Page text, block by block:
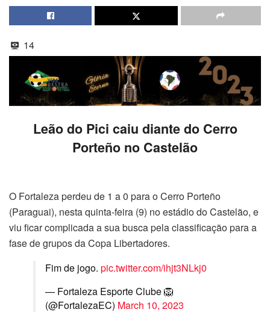
14
Leão do Pici caiu diante do Cerro
Porteño no Castelão
O Fortaleza perdeu de 1 a 0 para o Cerro Porteño
(Paraguai), nesta quinta-feira (9) no estádio do Castelão, e
viu ficar complicada a sua busca pela classificação para a
fase de grupos da Copa Libertadores.
Fim de jogo. pic.twitter.com/ihjt3NLkj0
— Fortaleza Esporte Clube 🦁
(@FortalezaEC) March 10, 2023